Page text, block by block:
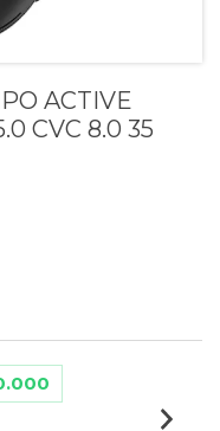
ACTIVE
CVC 8.0 35